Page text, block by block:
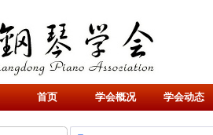
首页 学会概况 学会动态